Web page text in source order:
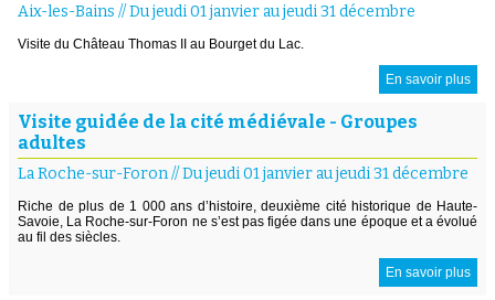
Aix-les-Bains //Du jeudi 01 janvier au jeudi 31 décembre
Visite du Château Thomas II au Bourget du Lac.
En savoir plus
Visite guidée de la cité médiévale - Groupes
adultes
La Roche-sur-Foron//Du jeudi 01 janvier au jeudi 31 décembre
Riche de plus de 1 000 ans d’histoire, deuxième cité historique de Haute-
Savoie, La Roche-sur-Foron ne s’est pas figée dans une époque et a évolué
au fil des siècles.
En savoir plus